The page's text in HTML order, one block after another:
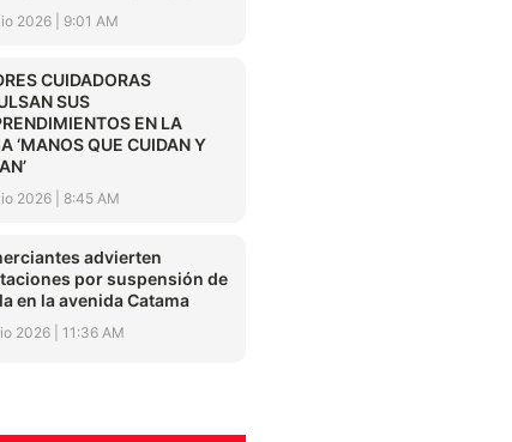
2026 9:01 AM
CUIDADORAS
SUS
EN LA
‘MANOS QUE CUIDAN Y
2026 8:45 AM
advierten
por suspensión de
en la avenida Catama
2026 11:36 AM